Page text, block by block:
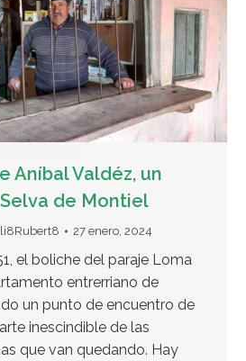
Aníbal Valdéz, un
de Montiel
27 enero, 2024
el boliche del paraje Loma
entrerriano de
un punto de encuentro de
inescindible de las
que van quedando. Hay